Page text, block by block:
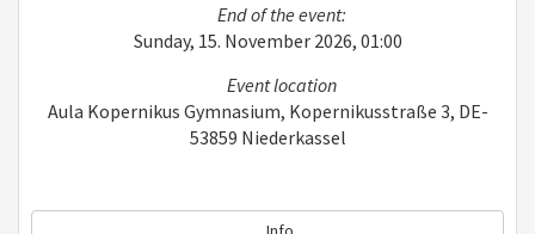
End of the event:
Sunday, 15. November 2026, 01:00
Event location
Aula Kopernikus Gymnasium, Kopernikusstraße 3, DE-
53859 Niederkassel